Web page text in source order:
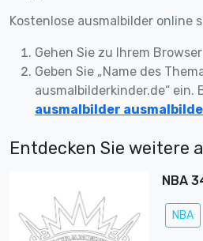
Kostenlose ausmalbilder online
Gehen Sie zu Ihrem Browser
Geben Sie „Name des
ausmalbilderkinder.de“ ein.
ausmalbilder
Entdecken Sie weitere
NBA
NBA